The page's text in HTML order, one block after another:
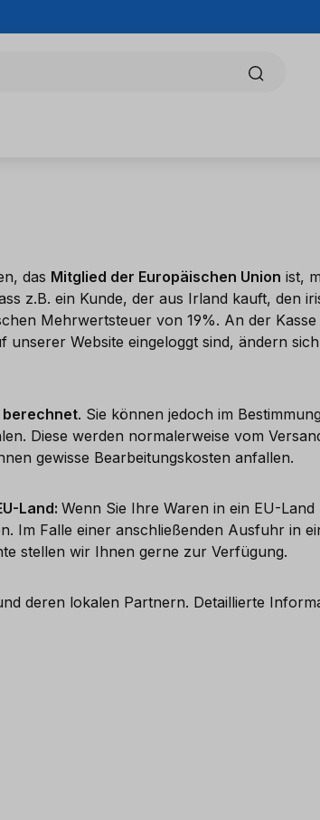
das Mitglied der Europäischen Union ist,
z.B. ein Kunde, der aus Irland kauft, den
Mehrwertsteuer von 19%. An der
Website eingeloggt sind, ändern
berechnet. Sie können jedoch im
Diese werden normalerweise vom
gewisse Bearbeitungskosten anfallen.
Land: Wenn Sie Ihre Waren in ein EU-
Im Falle einer anschließenden Ausfuhr in
stellen wir Ihnen gerne zur Verfügung.
deren lokalen Partnern. Detaillierte